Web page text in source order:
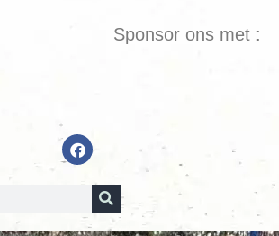
Sponsor ons met :